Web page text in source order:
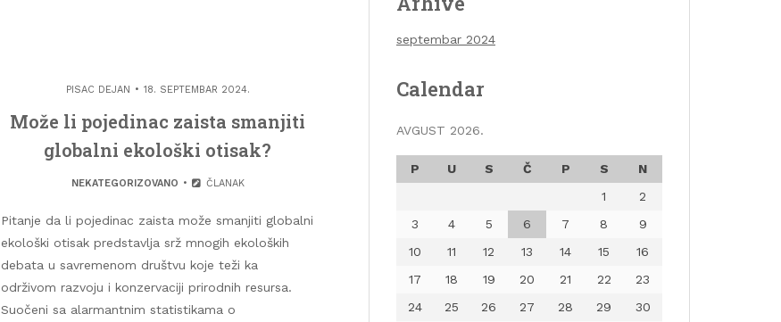
PISAC DEJAN 18. SEPTEMBAR 2024.
Može li pojedinac zaista smanjiti
globalni ekološki otisak?
NEKATEGORIZOVANO ČLANAK
Pitanje da li pojedinac zaista može smanjiti globalni
ekološki otisak predstavlja srž mnogih ekoloških
debata u savremenom društvu koje teži ka
održivom razvoju i konzervaciji prirodnih resursa.
Suočeni sa alarmantnim statistikama o
septembar 2024
Calendar
AVGUST 2026.
P U S Č P S
N
1
2
3
4 5 6 7 8
9
10
11 12 13 14 15
16
17
18 19 20 21 22
23
24
25 26 27 28 29
30